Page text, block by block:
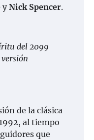
yNick Spencer.
del 2099
de la clásica
al tiempo
que